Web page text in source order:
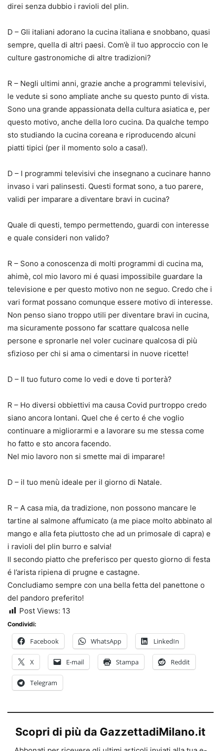
direi senza dubbio i ravioli del plin.
D – Gli italiani adorano la cucina italiana e snobbano, quasi
sempre, quella di altri paesi. Com’è il tuo approccio con le
culture gastronomiche di altre tradizioni?
R – Negli ultimi anni, grazie anche a programmi televisivi,
le vedute si sono ampliate anche su questo punto di vista.
Sono una grande appassionata della cultura asiatica e, per
questo motivo, anche della loro cucina. Da qualche tempo
sto studiando la cucina coreana e riproducendo alcuni
piatti tipici (per il momento solo a casa!).
D – I programmi televisivi che insegnano a cucinare hanno
invaso i vari palinsesti. Questi format sono, a tuo parere,
validi per imparare a diventare bravi in cucina?
Quale di questi, tempo permettendo, guardi con interesse
e quale consideri non valido?
R – Sono a conoscenza di molti programmi di cucina ma,
ahimè, col mio lavoro mi é quasi impossibile guardare la
televisione e per questo motivo non ne seguo. Credo che i
vari format possano comunque essere motivo di interesse.
Non penso siano troppo utili per diventare bravi in cucina,
ma sicuramente possono far scattare qualcosa nelle
persone e spronarle nel voler cucinare qualcosa di più
sfizioso per chi si ama o cimentarsi in nuove ricette!
D – Il tuo futuro come lo vedi e dove ti porterà?
R – Ho diversi obbiettivi ma causa Covid purtroppo credo
siano ancora lontani. Quel che é certo é che voglio
continuare a migliorarmi e a lavorare su me stessa come
ho fatto e sto ancora facendo.
Nel mio lavoro non si smette mai di imparare!
D – il tuo menù ideale per il giorno di Natale.
R – A casa mia, da tradizione, non possono mancare le
tartine al salmone affumicato (a me piace molto abbinato al
mango e alla feta piuttosto che ad un primosale di capra) e
i ravioli del plin burro e salvia!
Il secondo piatto che preferisco per questo giorno di festa
é l’arista ripiena di prugne e castagne.
Concludiamo sempre con una bella fetta del panettone o
del pandoro preferito!
Post Views: 13
Condividi:
Facebook WhatsApp LinkedIn
X E-mail Stampa Reddit
Telegram
Scopri di più da GazzettadiMilano.it